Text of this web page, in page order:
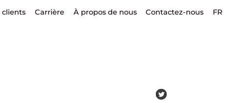
clients Carrière À propos de nous Contactez-nous FR